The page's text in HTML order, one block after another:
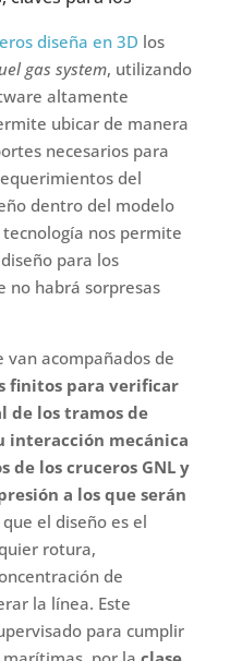
diseña en 3D los
gas system, utilizando
altamente
ubicar de manera
necesarios para
del
dentro del modelo
nos permite
para los
no habrá sorpresas
van acompañados de
finitos para verificar
de los tramos de
interacción mecánica
de los cruceros GNL y
a los que serán
el diseño es el
rotura,
de
la línea. Este
para cumplir